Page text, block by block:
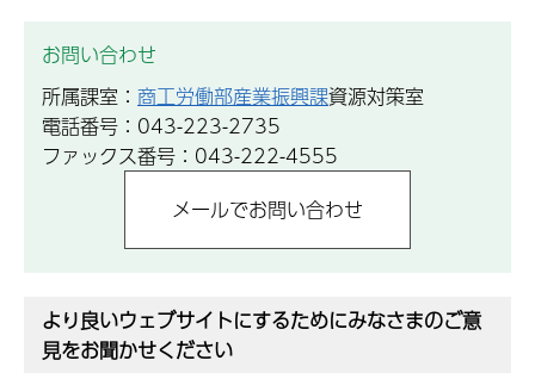
お問い合わせ
所属課室： 商工労働部産業振興課資源対策室
電話番号：043-223-2735
ファックス番号：043-222-4555
より良いウェブサイトにするためにみなさまのご意
見をお聞かせください